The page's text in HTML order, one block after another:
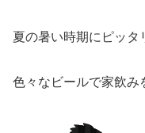
夏の暑い時期にピッタ
色々なビールで家飲み